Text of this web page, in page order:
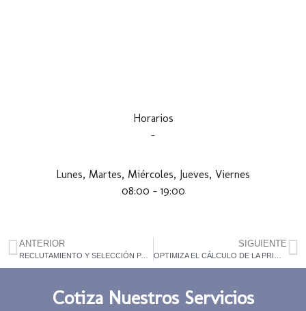
Horarios
–
Lunes, Martes, Miércoles, Jueves, Viernes
08:00 – 19:00
ANTERIOR
RECLUTAMIENTO Y SELECCIÓN PARA LA INDUSTRIA LOGÍSTICA EN MÉXICO
SIGUIENTE
Cotiza Nuestros Servicios